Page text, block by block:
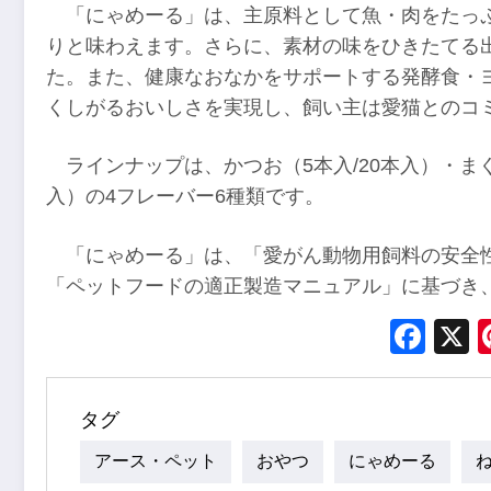
「にゃめーる」は、主原料として魚・肉をた
りと味わえます。さらに、素材の味をひきたて
た。また、健康なおなかをサポートする発酵食
くしがるおいしさを実現し、飼い主は愛猫との
ラインナップは、かつお（5本入/20本入）・
入）の4フレーバー6種類です。
「にゃめーる」は、「愛がん動物用飼料の安
「ペットフードの適正製造マニュアル」に基づ
タグ
アース・ペット おやつ にゃめーる